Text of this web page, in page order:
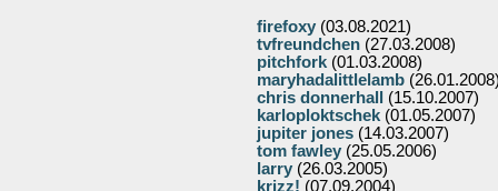
firefoxy (03.08.2021)
tvfreundchen (27.03.2008)
pitchfork (01.03.2008)
maryhadalittlelamb
chris donnerhall
(15.10.2007)
karloploktschek (01.05.2007)
jupiter jones (14.03.2007)
tom fawley (25.05.2006)
larry (26.03.2005)
krizz! (07.09.2004)